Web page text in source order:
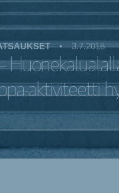
• 3.7.2018
aktiviteetti